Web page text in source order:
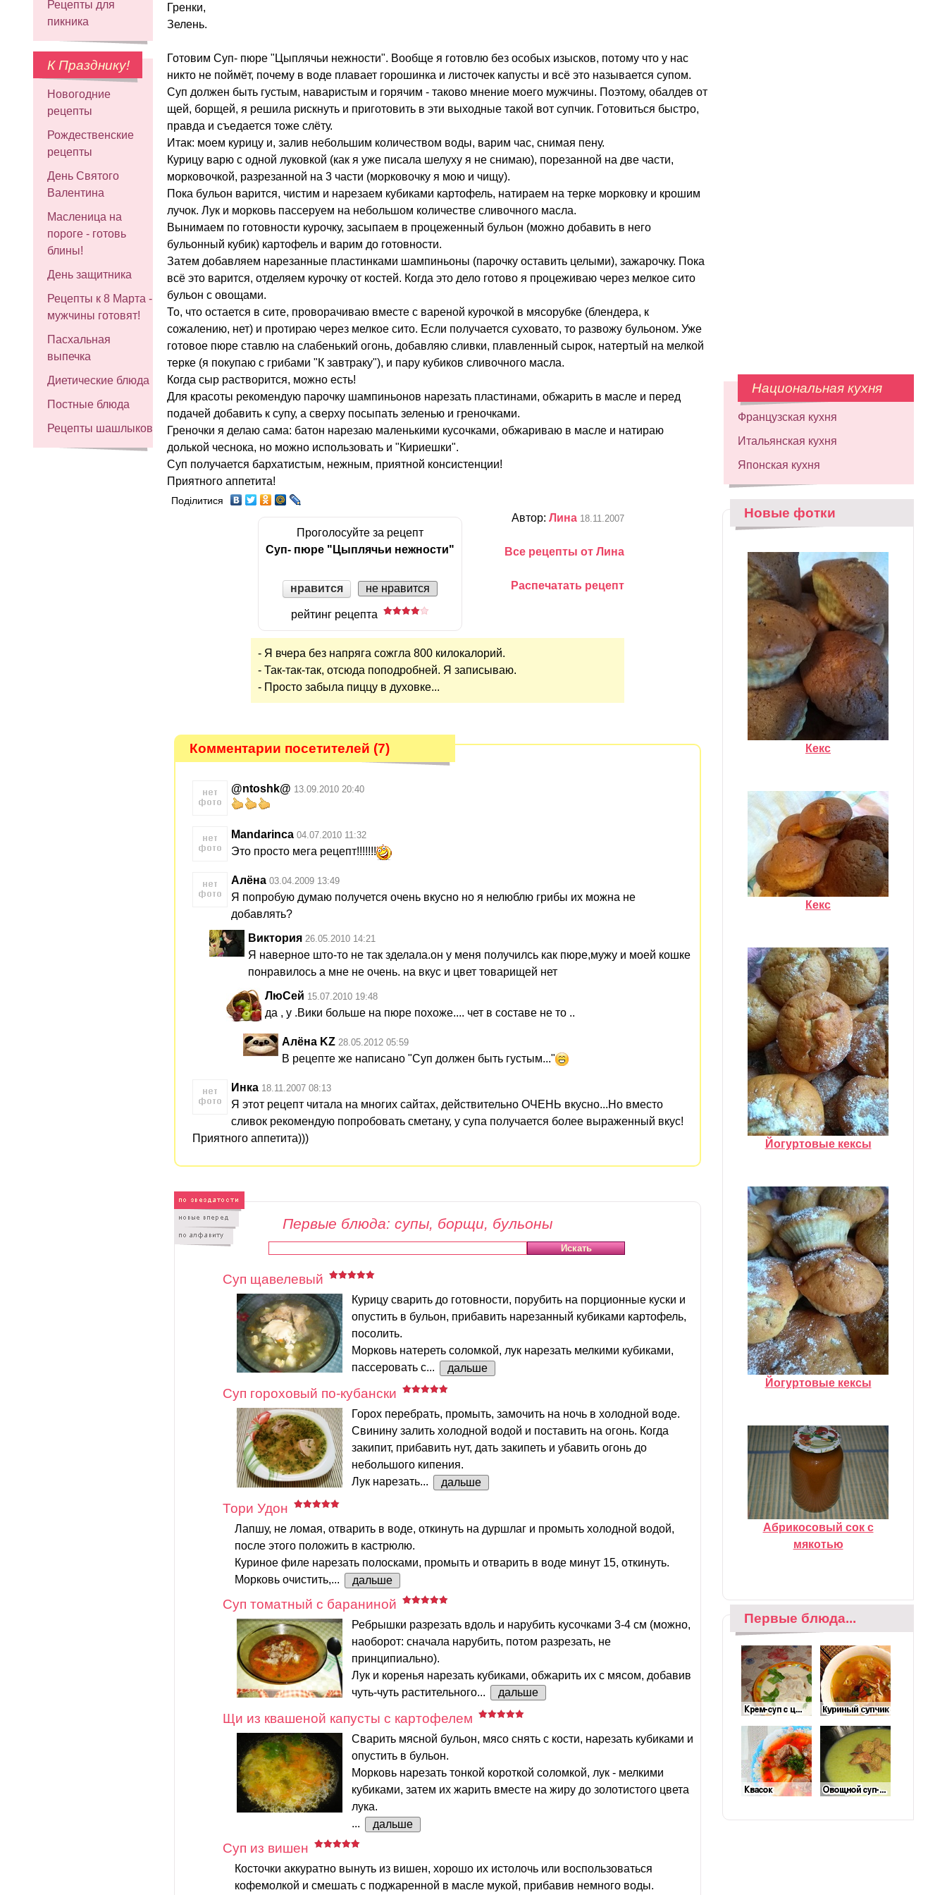
Рецепты для
пикника
К Празднику!
Новогодние
рецепты
Рождественские
рецепты
День Святого
Валентина
Масленица на
пороге - готовь
блины!
День защитника
Рецепты к 8 Марта -
мужчины готовят!
Пасхальная
выпечка
Диетические блюда
Постные блюда
Рецепты шашлыков
Гренки,
Зелень.
Готовим Суп- пюре "Цыплячьи нежности". Вообще я готовлю без особых изысков, потому что у нас
никто не поймёт, почему в воде плавает горошинка и листочек капусты и всё это называется супом.
Суп должен быть густым, наваристым и горячим - таково мнение моего мужчины. Поэтому, обалдев от
щей, борщей, я решила рискнуть и приготовить в эти выходные такой вот супчик. Готовиться быстро,
правда и съедается тоже слёту.
Итак: моем курицу и, залив небольшим количеством воды, варим час, снимая пену.
Курицу варю с одной луковкой (как я уже писала шелуху я не снимаю), порезанной на две части,
морковочкой, разрезанной на 3 части (морковочку я мою и чищу).
Пока бульон варится, чистим и нарезаем кубиками картофель, натираем на терке морковку и крошим
лучок. Лук и морковь пассеруем на небольшом количестве сливочного масла.
Вынимаем по готовности курочку, засыпаем в процеженный бульон (можно добавить в него
бульонный кубик) картофель и варим до готовности.
Затем добавляем нарезанные пластинками шампиньоны (парочку оставить целыми), зажарочку. Пока
всё это варится, отделяем курочку от костей. Когда это дело готово я процеживаю через мелкое сито
бульон с овощами.
То, что остается в сите, проворачиваю вместе с вареной курочкой в мясорубке (блендера, к
сожалению, нет) и протираю через мелкое сито. Если получается суховато, то развожу бульоном. Уже
готовое пюре ставлю на слабенький огонь, добавляю сливки, плавленный сырок, натертый на мелкой
терке (я покупаю с грибами "К завтраку"), и пару кубиков сливочного масла.
Когда сыр растворится, можно есть!
Для красоты рекомендую парочку шампиньонов нарезать пластинами, обжарить в масле и перед
подачей добавить к супу, а сверху посыпать зеленью и греночками.
Греночки я делаю сама: батон нарезаю маленькими кусочками, обжариваю в масле и натираю
долькой чеснока, но можно использовать и "Кириешки".
Суп получается бархатистым, нежным, приятной консистенции!
Приятного аппетита!
Поділитися
Проголосуйте за рецепт
Суп- пюре "Цыплячьи нежности"
нравится не нравится
рейтинг рецепта
Автор: Лина 18.11.2007
Все рецепты от Лина
Распечатать рецепт
- Я вчера без напряга сожгла 800 килокалорий.
- Так-так-так, отсюда поподробней. Я записываю.
- Просто забыла пиццу в духовке...
Комментарии посетителей (7)
@ntoshk@ 13.09.2010 20:40
Mandarinca 04.07.2010 11:32
Это просто мега рецепт!!!!!!!
Алёна 03.04.2009 13:49
Я попробую думаю получется очень вкусно но я нелюблю грибы их можна не
добавлять?
Виктория 26.05.2010 14:21
Я наверное што-то не так зделала.он у меня получилсь как пюре,мужу и моей кошке
понравилось а мне не очень. на вкус и цвет товарищей нет
ЛюСей 15.07.2010 19:48
да , у .Вики больше на пюре похоже.... чет в составе не то ..
Алёна KZ 28.05.2012 05:59
В рецепте же написано "Суп должен быть густым..."
Инка 18.11.2007 08:13
Я этот рецепт читала на многих сайтах, действительно ОЧЕНЬ вкусно...Но вместо
сливок рекомендую попробовать сметану, у супа получается более выраженный вкус!
Приятного аппетита)))
Первые блюда: супы, борщи, бульоны
Суп щавелевый
Курицу сварить до готовности, порубить на порционные куски и
опустить в бульон, прибавить нарезанный кубиками картофель,
посолить.
Морковь натереть соломкой, лук нарезать мелкими кубиками,
пассеровать с...
дальше
Суп гороховый по-кубански
Горох перебрать, промыть, замочить на ночь в холодной воде.
Свинину залить холодной водой и поставить на огонь. Когда
закипит, прибавить нут, дать закипеть и убавить огонь до
небольшого кипения.
Лук нарезать...
дальше
Тори Удон
Лапшу, не ломая, отварить в воде, откинуть на дуршлаг и промыть холодной водой,
после этого положить в кастрюлю.
Куриное филе нарезать полосками, промыть и отварить в воде минут 15, откинуть.
Морковь очистить,...
дальше
Суп томатный с бараниной
Ребрышки разрезать вдоль и нарубить кусочками 3-4 см (можно,
наоборот: сначала нарубить, потом разрезать, не
принципиально).
Лук и коренья нарезать кубиками, обжарить их с мясом, добавив
чуть-чуть растительного...
дальше
Щи из квашеной капусты с картофелем
Сварить мясной бульон, мясо снять с кости, нарезать кубиками и
опустить в бульон.
Морковь нарезать тонкой короткой соломкой, лук - мелкими
кубиками, затем их жарить вместе на жиру до золотистого цвета
лука.
...
дальше
Суп из вишен
Косточки аккуратно вынуть из вишен, хорошо их истолочь или воспользоваться
кофемолкой и смешать с поджаренной в масле мукой, прибавив немного воды.
Национальная кухня
Французская кухня
Итальянская кухня
Японская кухня
Новые фотки
Кекс
Кекс
Йогуртовые кексы
Йогуртовые кексы
Абрикосовый сок с
мякотью
Первые блюда...